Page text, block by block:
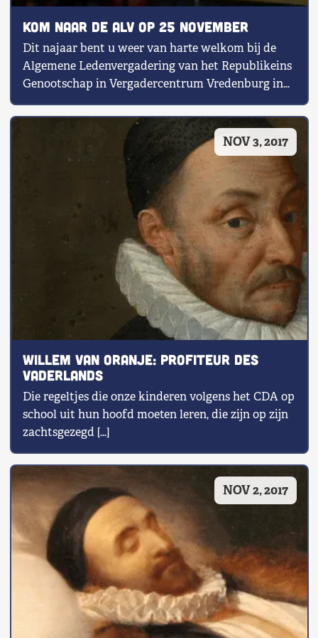
Kom naar de ALV op 25 november
Dit najaar bent u weer van harte welkom bij de
Algemene Ledenvergadering van het Republikeins
Genootschap in Vergadercentrum Vredenburg in
[…]
NOV 3, 2017
Willem van Oranje: Profiteur des
vaderlands
Die regeltjes die onze kinderen volgens het CDA op
school uit hun hoofd moeten leren, die zijn op zijn
zachtsgezegd […]
NOV 2, 2017